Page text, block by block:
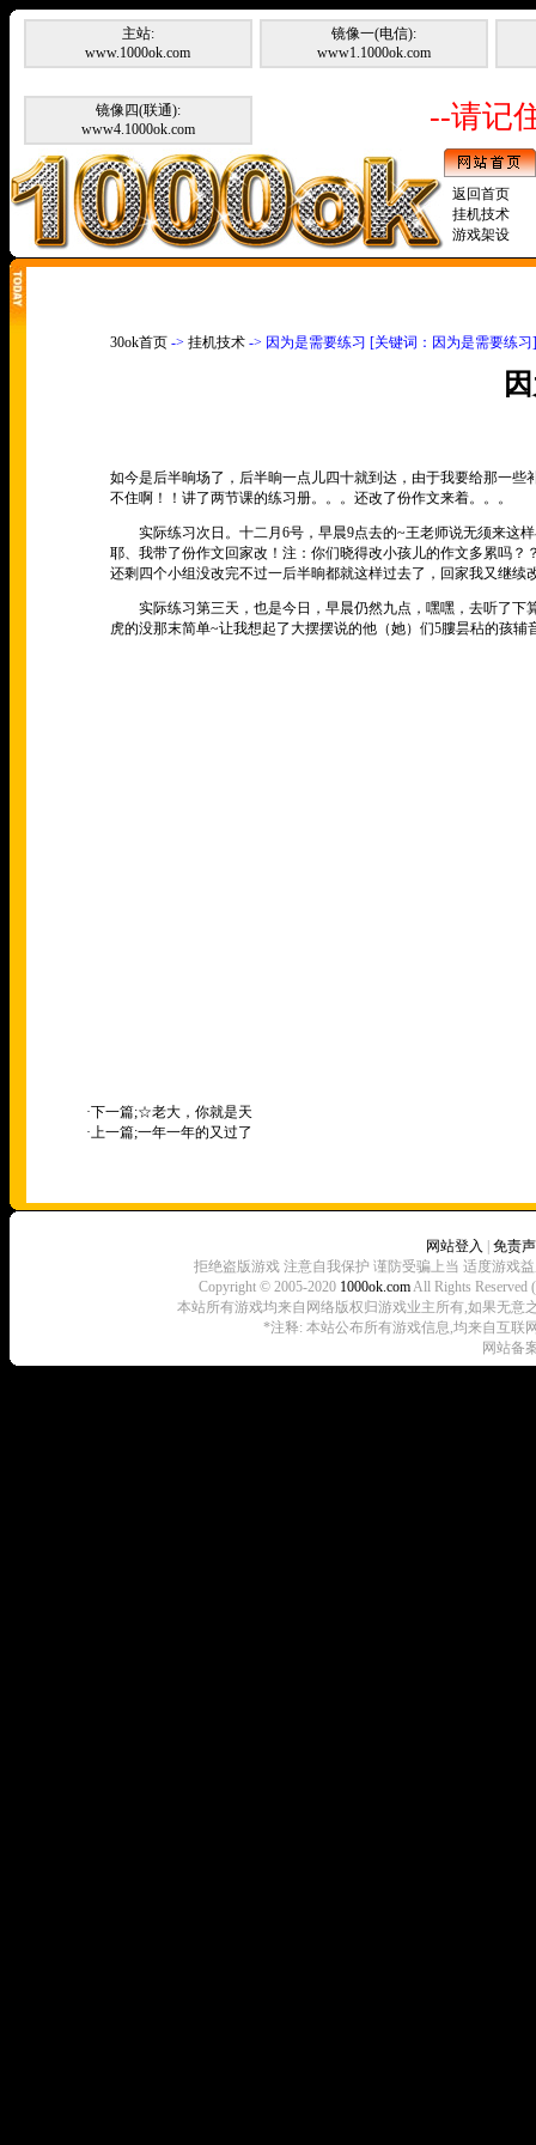
主站:
www.1000ok.com
镜像一(电信):
www1.1000ok.com
镜像四(联通):
www4.1000ok.com
--请记
返回首页
挂机技术
游戏架设
30ok首页 -> 挂机技术 -> 因为是需要练习 [关键词：因为是需要练习]
如今是后半晌场了，后半晌一点儿四十就到达，由于我要给那一
不住啊！！讲了两节课的练习册。。。还改了份作文来着。。。
实际练习次日。十二月6号，早晨9点去的~王老师说无须来这
耶、我带了份作文回家改！注：你们晓得改小孩儿的作文多累吗
还剩四个小组没改完不过一后半晌都就这样过去了，回家我又继
实际练习第三天，也是今日，早晨仍然九点，嘿嘿，去听了下
虎的没那末简单~让我想起了大摆摆说的他（她）们5膢昙秥的孩
·下一篇;☆老大，你就是天
·上一篇;一年一年的又过了
网站登入
免责
拒绝盗版游戏 注意自我保护 谨防受骗上当 适度游戏
Copyright © 2005-2020 1000ok.comAll Rights
本站所有游戏均来自网络版权归游戏业主所有,如果无意
*注释: 本站公布所有游戏信息,均来自互联
网站备